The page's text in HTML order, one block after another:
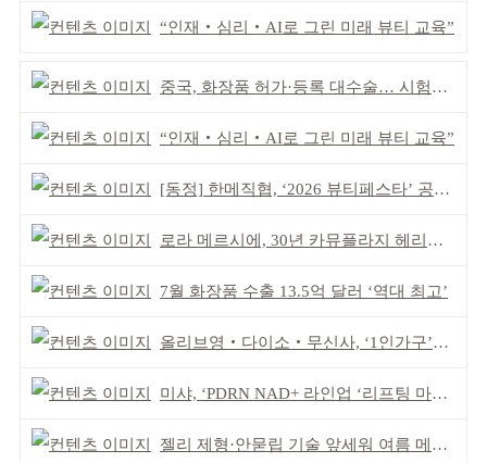
“인재‧심리‧AI로 그린 미래 뷰티 교육”
중국, 화장품 허가·등록 대수술… 시험자료 공용 허용
“인재‧심리‧AI로 그린 미래 뷰티 교육”
[동정] 한메직협, ‘2026 뷰티페스타’ 공동 주최
로라 메르시에, 30년 카뮤플라지 헤리티지 담아
7월 화장품 수출 13.5억 달러 ‘역대 최고’
올리브영‧다이소‧무신사, ‘1인가구’가 이끈다
미샤, ‘PDRN NAD+ 라인업 ‘리프팅 마스크’ 출시
젤리 제형·안묻립 기술 앞세워 여름 메이크업 시장 공략